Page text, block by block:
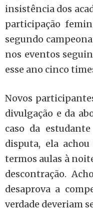
insistência dos
participação
segundo
nos eventos
esse ano cinco
Novos
divulgação e da
caso da
disputa, ela
termos aulas à
descontração.
desaprova a
verdade deveriam